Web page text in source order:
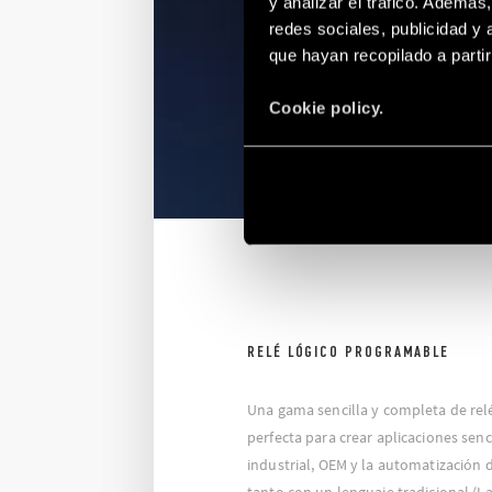
redes sociales, publicidad y
que hayan recopilado a
Cookie policy.
RELÉ LÓGICO PROGRAMABLE
Una gama sencilla y completa de
perfecta para crear aplicaciones
industrial, OEM y la automatización